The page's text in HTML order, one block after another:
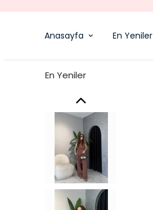
Anasayfa En Yeniler
En Yeniler